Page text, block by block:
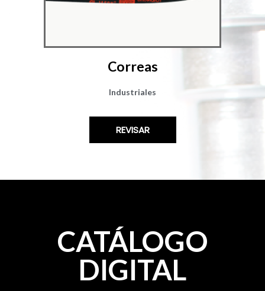
Correas
Industriales​
REVISAR
CATÁLOGO
DIGITAL